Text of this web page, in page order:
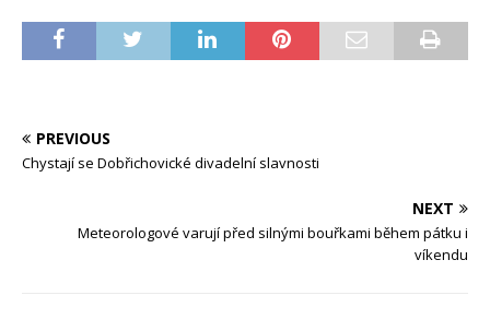
PREVIOUS
Chystají se Dobřichovické divadelní slavnosti
NEXT
Meteorologové varují před silnými bouřkami během pátku i
víkendu